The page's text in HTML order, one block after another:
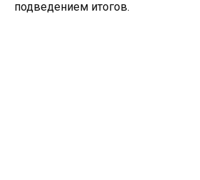
подведением итогов.